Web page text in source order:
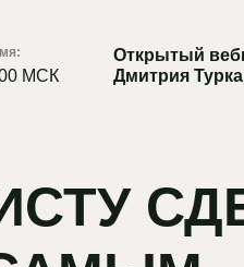
МСК
Открытый
Дмитрия